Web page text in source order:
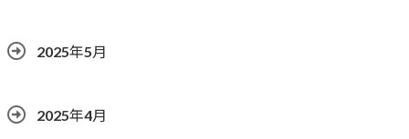
2025年5月
2025年4月